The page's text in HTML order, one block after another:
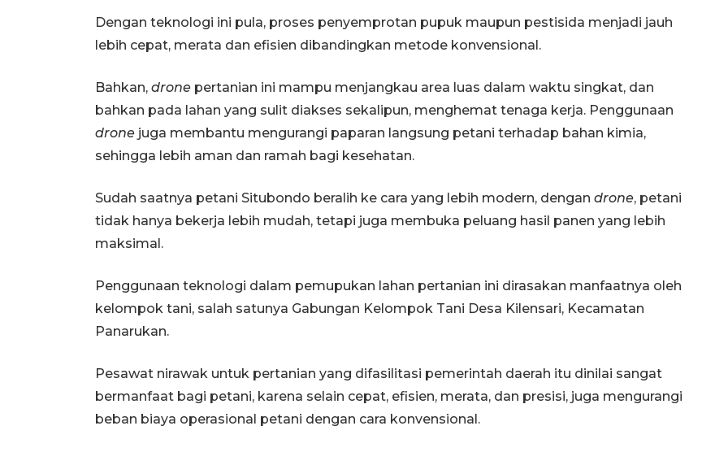
Dengan teknologi ini pula, proses penyemprotan pupuk maupun pestisida menjadi jauh
lebih cepat, merata dan efisien dibandingkan metode konvensional.
Bahkan, drone pertanian ini mampu menjangkau area luas dalam waktu singkat, dan
bahkan pada lahan yang sulit diakses sekalipun, menghemat tenaga kerja. Penggunaan
drone juga membantu mengurangi paparan langsung petani terhadap bahan kimia,
sehingga lebih aman dan ramah bagi kesehatan.
Sudah saatnya petani Situbondo beralih ke cara yang lebih modern, dengan drone, petani
tidak hanya bekerja lebih mudah, tetapi juga membuka peluang hasil panen yang lebih
maksimal.
Penggunaan teknologi dalam pemupukan lahan pertanian ini dirasakan manfaatnya oleh
kelompok tani, salah satunya Gabungan Kelompok Tani Desa Kilensari, Kecamatan
Panarukan.
Pesawat nirawak untuk pertanian yang difasilitasi pemerintah daerah itu dinilai sangat
bermanfaat bagi petani, karena selain cepat, efisien, merata, dan presisi, juga mengurangi
beban biaya operasional petani dengan cara konvensional.
160 ribu sambungan baru